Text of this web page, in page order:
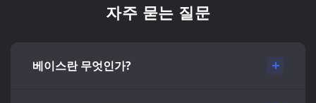
자주 묻는 질문
베이스란 무엇인가?